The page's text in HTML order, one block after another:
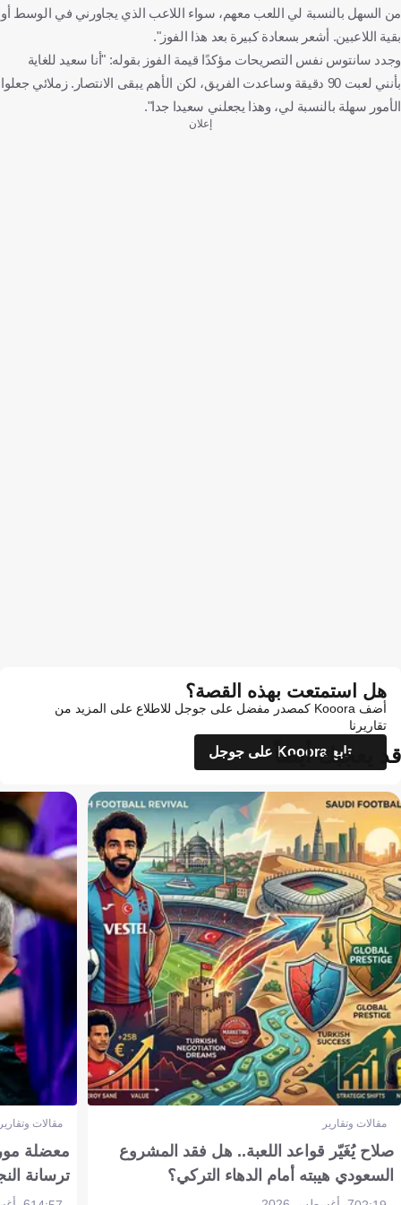
من السهل بالنسبة لي اللعب معهم، سواء اللاعب الذي يجاورني في الوسط أو
بقية اللاعبين. أشعر بسعادة كبيرة بعد هذا الفوز".
وجدد سانتوس نفس التصريحات مؤكدًا قيمة الفوز بقوله: "أنا سعيد للغاية
بأنني لعبت 90 دقيقة وساعدت الفريق، لكن الأهم يبقى الانتصار. زملائي جعلوا
الأمور سهلة بالنسبة لي، وهذا يجعلني سعيدا جدا".
إعلان
هل استمتعت بهذه القصة؟
أضف Kooora كمصدر مفضل على جوجل للاطلاع على المزيد من
تقاريرنا
تابع Kooora على جوجل
قد يعجبك أيضاً
مقالات وتقارير
صلاح يُغَيّر قواعد اللعبة.. هل فقد المشروع
السعودي هيبته أمام الدهاء التركي؟
مقالات
معضلة
ترسانة